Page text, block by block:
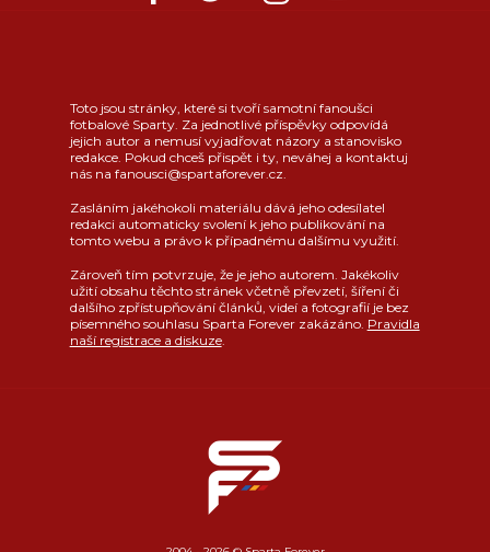
Toto jsou stránky, které si tvoří samotní fanoušci
fotbalové Sparty. Za jednotlivé příspěvky odpovídá
jejich autor a nemusí vyjadřovat názory a stanovisko
redakce. Pokud chceš přispět i ty, neváhej a kontaktuj
nás na fanousci@spartaforever.cz.
Zasláním jakéhokoli materiálu dává jeho odesílatel
redakci automaticky svolení k jeho publikování na
tomto webu a právo k případnému dalšímu využití.
Zároveň tím potvrzuje, že je jeho autorem. Jakékoliv
užití obsahu těchto stránek včetně převzetí, šíření či
dalšího zpřístupňování článků, videí a fotografií je bez
písemného souhlasu Sparta Forever zakázáno. Pravidla
naší registrace a diskuze.